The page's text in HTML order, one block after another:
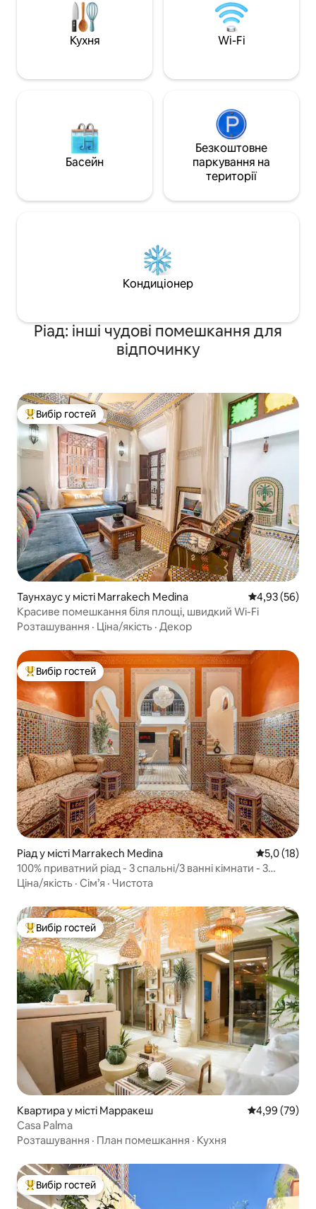
до 42 найкращих AirBnbs з басейнами
від Condé Nast Traveller. Надаються
послуги консьєржа.
наша чарівна
Сподіваємося,
перебувати там
Кухня Wi-Fi
Басейн
Безкоштовне
паркування на
території
Кондиціонер
Ріад: інші чудові помешкання для
відпочинку
Топ вибір гостей
Вибір гостей
Таунхаус у місті Marrakech Medina Середня
4,93 (56)
Красиве помешкання біля площі, швидкий Wi-Fi
Розташування · Ціна/якість · Декор
Топ вибір гостей
Вибір гостей
Ріад у місті Marrakech Medina Середня
5,0 (18)
100% приватний ріад - 3 спальні/3 ванні кімнати - 3
басейни Резиденція
Ціна/якість · Сім’я · Чистота
Топ вибір гостей
Вибір гостей
Квартира у місті Марракеш Середня
4,99 (79)
Casa Palma
Розташування · План помешкання · Кухня
Топ вибір гостей
Вибір гостей